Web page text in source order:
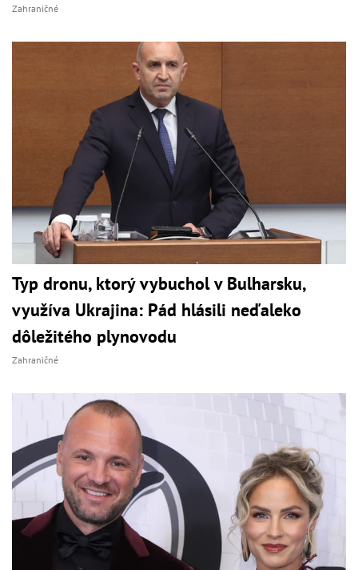
Zahraničné
Typ dronu, ktorý vybuchol v Bulharsku,
využíva Ukrajina: Pád hlásili neďaleko
dôležitého plynovodu
Zahraničné